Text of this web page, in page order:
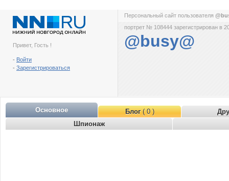
Привет, Гость !
- Войти
- Зарегистрироваться
Персональный сайт пользователя
портрет № 108444 зарегистрирован в
@busy@
Основное Блог( 0 )
Шпионаж